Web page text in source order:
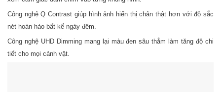
Công nghệ Q Contrast giúp hình ảnh hiển thị chân thật hơn với độ sắc
nét hoàn hảo bất kể ngày đêm.
Công nghệ UHD Dimming mang lại màu đen sâu thẳm làm tăng độ chi
tiết cho mọi cảnh vật.